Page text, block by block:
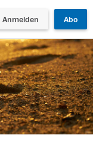
Anmelden Abo